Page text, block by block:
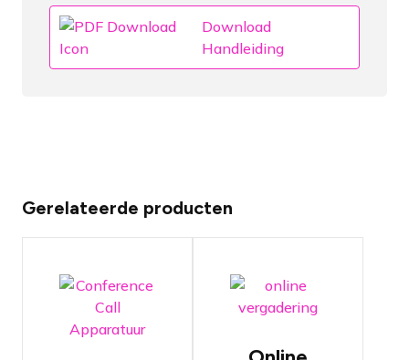
Download
Handleiding
Gerelateerde producten
Vergadertelefoon
met ingebouwde
speakers en drie
extensie
Vergadertelefoon
externe
speakers en vijf
microfoons